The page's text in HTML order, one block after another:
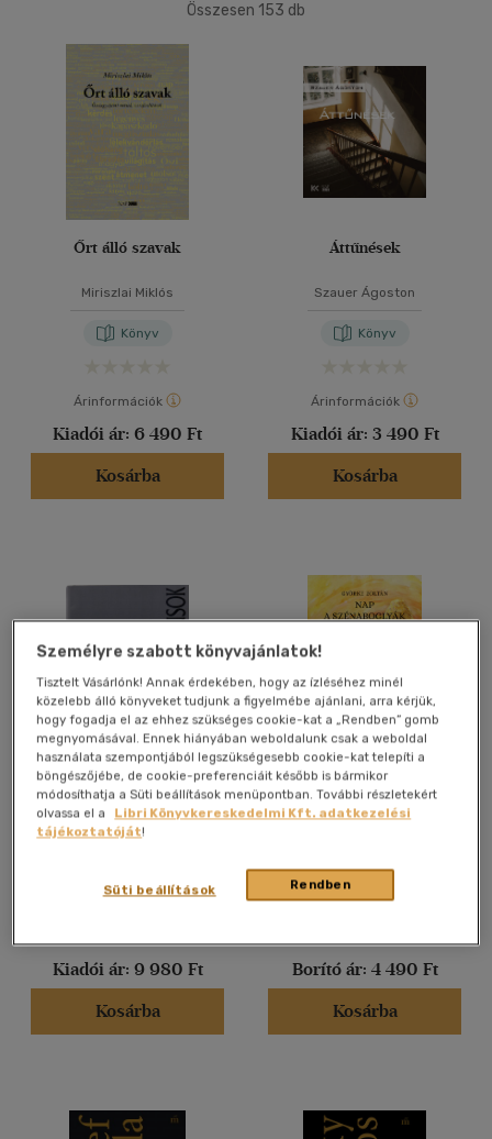
mind
Felnőtt(129)
Nyelv szerint
Magyar(146)
Angol(4)
Francia (2)
(3)
Alkalmaz
Összesen 153 db
Őrt álló szavak
Miriszlai Miklós
Könyv
Árinformációk
Kiadói ár: 6 490 Ft
Kosárba
Áttűnések
Szauer Ágoston
Könyv
Árinformációk
Kiadói ár: 3 490 Ft
Kosárba
Ady Endre összes versei
Ady Endre
Kiadói ár: 9 980 Ft
Kosárba
Nap a szénaboglyák alatt
Könyv
Borító ár: 4 490 Ft
Kosárba
Személyre szabott könyvajánlatok!
Tisztelt Vásárlónk! Annak érdekében, hogy az ízléséhez minél
közelebb álló könyveket tudjunk a figyelmébe ajánlani, arra kérjük,
hogy fogadja el az ehhez szükséges cookie-kat a „Rendben” gomb
megnyomásával. Ennek hiányában weboldalunk csak a weboldal
használata szempontjából legszükségesebb cookie-kat telepíti a
böngészőjébe, de cookie-preferenciáit később is bármikor
módosíthatja a Süti beállítások menüpontban. További részletekért
olvassa el a
Libri Könyvkereskedelmi Kft. adatkezelési
tájékoztatóját!
Rendben
Süti beállítások